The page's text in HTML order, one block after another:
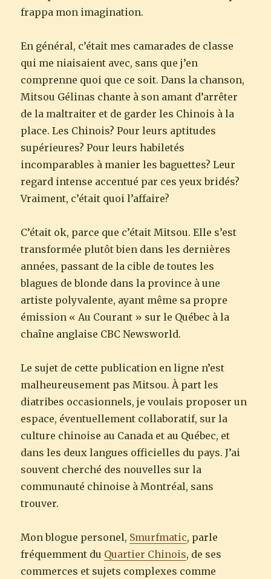
frappa mon imagination.
En général, c’était mes camarades de classe
qui me niaisaient avec, sans que j’en
comprenne quoi que ce soit. Dans la chanson,
Mitsou Gélinas chante à son amant d’arrêter
de la maltraiter et de garder les Chinois à la
place. Les Chinois? Pour leurs aptitudes
supérieures? Pour leurs habiletés
incomparables à manier les baguettes? Leur
regard intense accentué par ces yeux bridés?
Vraiment, c’était quoi l’affaire?
C’était ok, parce que c’était Mitsou. Elle s’est
transformée plutôt bien dans les dernières
années, passant de la cible de toutes les
blagues de blonde dans la province à une
artiste polyvalente, ayant même sa propre
émission « Au Courant » sur le Québec à la
chaîne anglaise CBC Newsworld.
Le sujet de cette publication en ligne n’est
malheureusement pas Mitsou. À part les
diatribes occasionnels, je voulais proposer un
espace, éventuellement collaboratif, sur la
culture chinoise au Canada et au Québec, et
dans les deux langues officielles du pays. J’ai
souvent cherché des nouvelles sur la
communauté chinoise à Montréal, sans
trouver.
Mon blogue personel, Smurfmatic, parle
fréquemment du Quartier Chinois, de ses
commerces et sujets complexes comme